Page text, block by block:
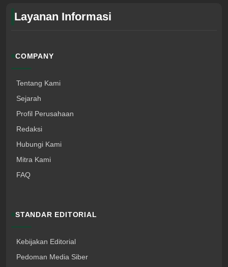
Layanan Informasi
COMPANY
Tentang Kami
Sejarah
Profil Perusahaan
Redaksi
Hubungi Kami
Mitra Kami
FAQ
STANDAR EDITORIAL
Kebijakan Editorial
Pedoman Media Siber